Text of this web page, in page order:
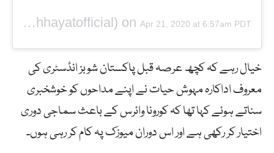
(@mehwishhayatofficial) on Apr 21, 2020 at 6:57am PDT
خیال رہے کہ کچھ عرصہ قبل پاکستان شوبز انڈسٹری کی
معروف اداکارہ مہوش حیات نے اپنے مداحوں کو خوشخبری
سناتے ہوئے کہا تھا کہ کورونا وائرس کے باعث سماجی دوری
اختیار کر رکھی ہے اور اس دوران میوزک پہ کام کر رہی ہوں۔